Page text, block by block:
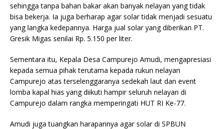
sehingga tanpa bahan bakar akan banyak nelayan yang tidak
bisa bekerja. Ia juga berharap agar solar tidak menjadi sesuatu
yang langka kedepannya. Harga jual solar yang diberikan PT.
Gresik Migas senilai Rp. 5.150 per liter.
Sementara itu, Kepala Desa Campurejo Amudi, mengapresiasi
kepada semua pihak terutama kepada rukun nelayan
Campurejo atas terselenggaranya sedekah laut dan event
lomba kapal hias yang diikuti hampir seluruh nelayan di
Campurejo dalam rangka memperingati HUT RI Ke-77.
Amudi juga tuangkan harapannya agar solar di SPBUN